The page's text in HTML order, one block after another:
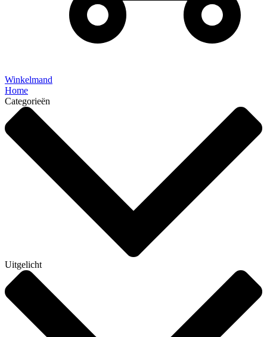
Winkelmand
Home
Categorieën
Uitgelicht